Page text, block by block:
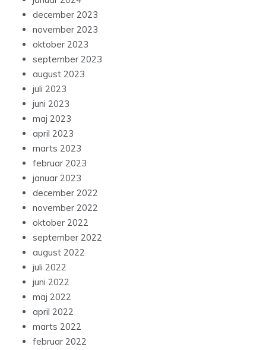
december 2023
november 2023
oktober 2023
september 2023
august 2023
juli 2023
juni 2023
maj 2023
april 2023
marts 2023
februar 2023
januar 2023
december 2022
november 2022
oktober 2022
september 2022
august 2022
juli 2022
juni 2022
maj 2022
april 2022
marts 2022
februar 2022